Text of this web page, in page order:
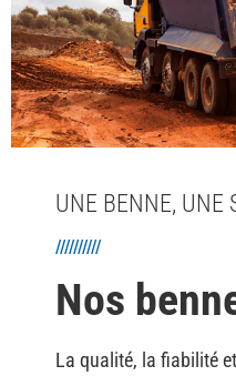
UNE BENNE, UNE
//////////
Nos
La qualité, la fiabilité